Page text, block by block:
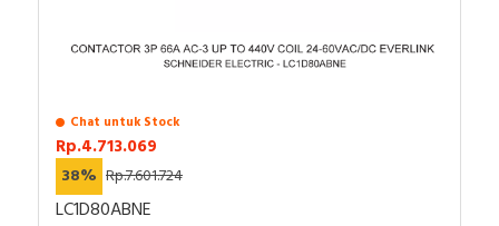
Daya lonjakan dalam W: 5,4 W (pada 20 °C)
Tegangan switching minimum: 17 V
Arus switching minimum: 5 mA
Tinggi: 77 mm
Lebar: 45 mm
Chat untuk Stock
Rp.4.713.069
38% Rp.7.601.724
LC1D80ABNE